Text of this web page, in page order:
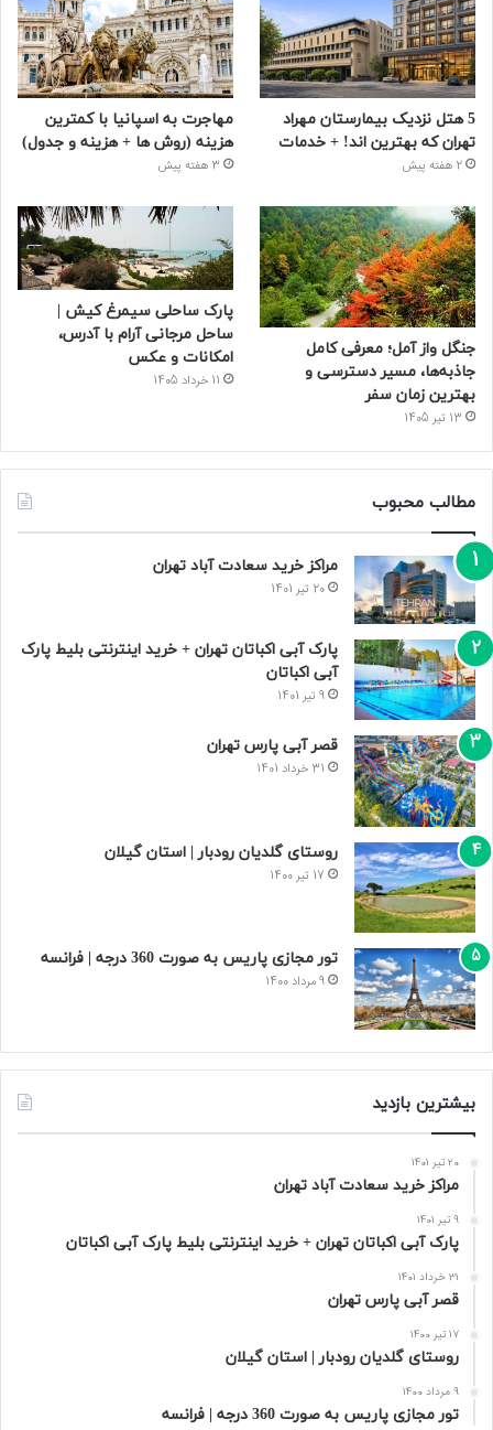
5 هتل نزدیک بیمارستان مهراد
تهران که بهترین‌ اند! + خدمات
2 هفته پیش
مهاجرت به اسپانیا با کمترین
هزینه (روش ها + هزینه و جدول)
3 هفته پیش
جنگل واز آمل؛ معرفی کامل
جاذبه‌ها، مسیر دسترسی و
بهترین زمان سفر
13 تیر 1405
پارک ساحلی سیمرغ کیش |
ساحل مرجانی آرام با آدرس،
امکانات و عکس
11 خرداد 1405
مطالب محبوب
مراکز خرید سعادت‌ آباد تهران
20 تیر 1401
پارک آبی اکباتان تهران + خرید اینترنتی بلیط پارک
آبی اکباتان
9 تیر 1401
قصر آبی پارس تهران
31 خرداد 1401
روستای گلدیان رودبار | استان گیلان
17 تیر 1400
تور مجازی پاریس به صورت 360 درجه | فرانسه
9 مرداد 1400
بیشترین بازدید
20 تیر 1401
مراکز خرید سعادت‌ آباد تهران
9 تیر 1401
پارک آبی اکباتان تهران + خرید اینترنتی بلیط پارک آبی اکباتان
31 خرداد 1401
قصر آبی پارس تهران
17 تیر 1400
روستای گلدیان رودبار | استان گیلان
9 مرداد 1400
تور مجازی پاریس به صورت 360 درجه | فرانسه